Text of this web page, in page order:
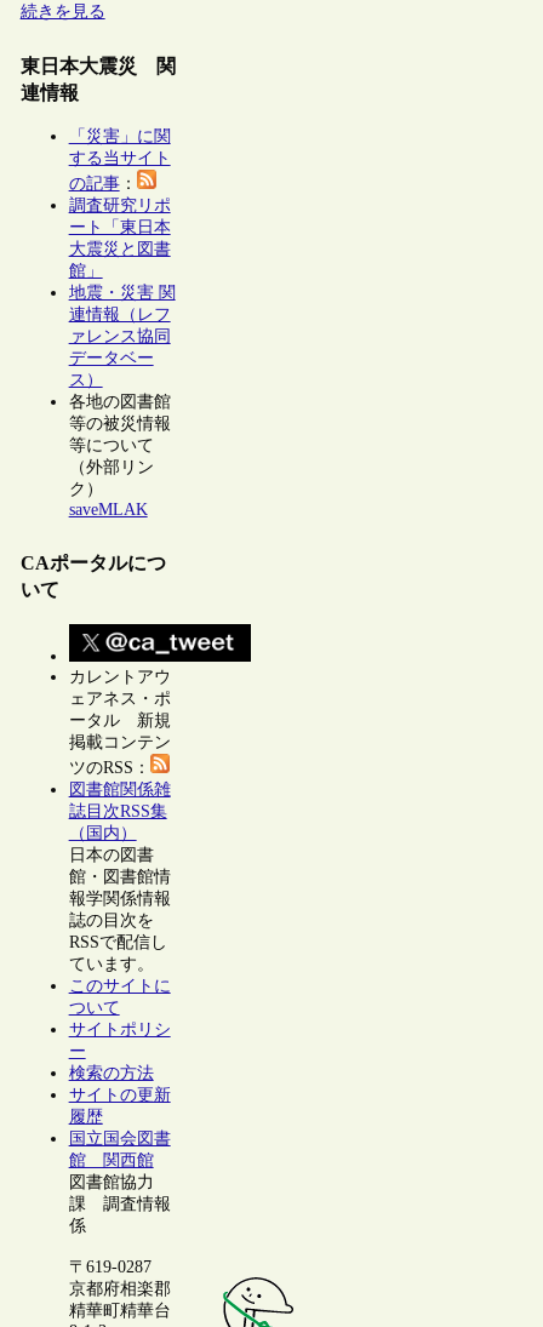
続きを見る
東日本大震災 関
連情報
「災害」に関
する当サイト
の記事：
調査研究リポ
ート「東日本
大震災と図書
館」
地震・災害 関
連情報（レフ
ァレンス協同
データベー
ス）
各地の図書館
等の被災情報
等について
（外部リン
ク）
saveMLAK
CAポータルにつ
いて
カレントアウ
ェアネス・ポ
ータル 新規
掲載コンテン
ツのRSS：
図書館関係雑
誌目次RSS集
（国内）
日本の図書
館・図書館情
報学関係情報
誌の目次を
RSSで配信し
ています。
このサイトに
ついて
サイトポリシ
ー
検索の方法
サイトの更新
履歴
国立国会図書
館 関西館
図書館協力
課 調査情報
係
〒619-0287
京都府相楽郡
精華町精華台